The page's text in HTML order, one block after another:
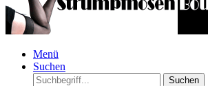
Menü
Suchen
Suchen